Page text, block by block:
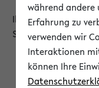
Ihr Verlauf ist leer.
Sitzung füllen.
während andere
Erfahrung zu
verwenden wir
Interaktionen
können Ihre